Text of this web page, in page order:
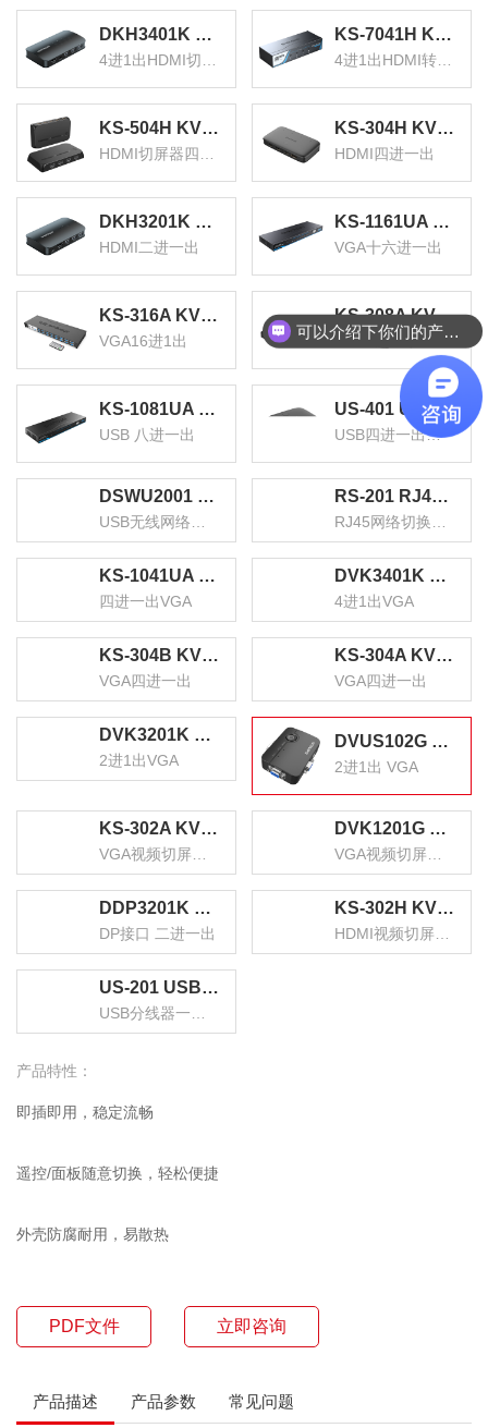
DKH3401K KVM切换器4进1出HDMI切屏器配线 四进一出电脑转换器4口显示器键鼠USB打印机共享器 KS-7041H KVM切换器4口 4进1出HDMI转换器 USB高清视频电脑显示器键鼠共享器 配线带音频麦克
KS-504H KVM切换器4口 HDMI切屏器四进一出带配线 4K高清电脑显示器接打印机键盘鼠标共享器 KS-304H KVM切换器 HDMI视频切屏器 四进一出 台式机笔记本显示器监控鼠标键盘USB打印机共享器
HDMI四进一出
DKH3201K KVM切换器二进一出hdmi切屏器配线 2进1出电脑转换器2口显示器键鼠USB打印机共享器
HDMI二进一出
KS-1161UA KVM自动切换器USB键盘鼠标16口配线机架型带音频十六进一出VGA多电脑切换共享器
VGA十六进一出
KS-316A KVM切换器 机架式 带遥控 配线 VGA16进1出多电脑切换器 显示器共享器 共享USB键鼠
VGA16进1出
KS-308A KVM切换器8口 机架式带遥控配线VGA8进1出多电脑切换器 显示器USB键鼠共享器
VGA8进1出
KS-1081UA KVM自动切换器 USB键盘鼠标 8口配线机架型带音频 八进一出VGA多电脑切换共享器
USB 八进一出
US-401 USB打印机共享器 四进一出扩展分线器 一拖四台式机笔记本鼠标键盘U盘共享4口切转换器
USB四进一出扩展分线器
DSWU2001 USB无线网络打印服务器 wifi局域网高速打印机共享器接收器 支持针式热敏喷墨激光打印机 RS-201 RJ45网络切换器 二进一出/一进二出内网外网自由切换 免插拔 电脑网络共享器
KS-1041UA KVM自动切换器 USB键盘鼠标 4口配线带音频 四进一出VGA多电脑切换共享器
四进一出VGA
DVK3401K KVM切换器4进1出VGA切屏器配线 四进一出电脑转换器4口显示器键鼠USB打印机共享器
4进1出VGA
KS-304B KVM切换器4进1出 VGA视频分配器四进一出 电脑显示屏键盘鼠标4口USB打印机共享器
VGA四进一出
KS-304A KVM切换器 VGA视频切屏器配线 四进一出电脑转换器 4口显示器键鼠USB打印机共享器
VGA四进一出
DVK3201K KVM切换器2进1出VGA切屏器配线 二进一出电脑转换器2口显示器键鼠USB打印机共享器
2进1出VGA
DVUS102G KVM切换器2进1出 VGA视频显示屏电脑屏幕二进一出键盘鼠标2口自动热键快捷USB打印机共享器
2进1出 VGA
KS-302A KVM切换器 VGA视频切屏器配线 二进一出电脑转换器 2口显示器键鼠USB打印机共享器 DVK1201G VGA视频切屏器 二进一出 台式机笔记本显示器监控鼠标键盘USB打印机共享器
DDP3201K KVM切换器DP接口 二进一出台式机笔记本显示器监控鼠标键盘USB打印机共享器
DP接口 二进一出
KS-302H KVM切换器 HDMI视频切屏器 二进一出 台式机笔记本显示器监控鼠标键盘USB打印机共享器
US-201 USB打印机共享器分线器一分二 二进一出切换器 台式机笔记本鼠标键盘U盘切换共享2口转换器
产品特性：
即插即用，稳定流畅
遥控/面板随意切换，轻松便捷
外壳防腐耐用，易散热
PDF文件 立即咨询
产品描述 产品参数 常见问题
可以介绍下你们的产品么